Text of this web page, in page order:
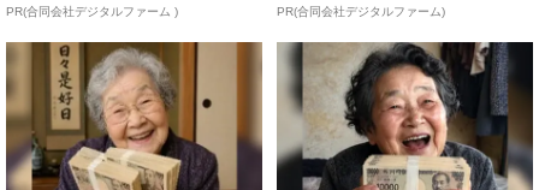
PR(合同会社デジタルファーム ) PR(合同会社デジタルファーム)